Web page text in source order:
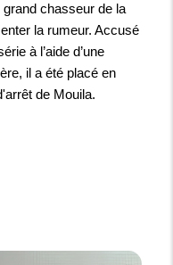
grand chasseur de la
la rumeur. Accusé
à l’aide d’une
il a été placé en
de Mouila.